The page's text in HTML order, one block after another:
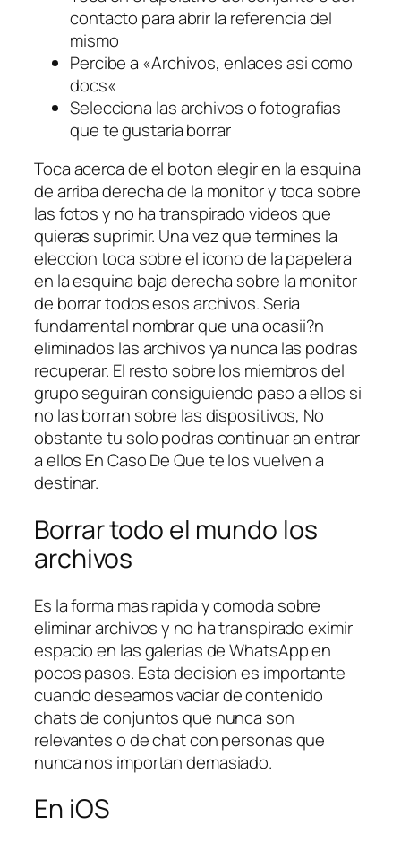
contacto para abrir la referencia del
mismo
Percibe a «Archivos, enlaces asi­ como
docs«
Selecciona las archivos o fotografias
que te gustaria borrar
Toca acerca de el boton elegir en la esquina
de arriba derecha de la monitor y toca sobre
las fotos y no ha transpirado videos que
quieras suprimir. Una vez que termines la
eleccion toca sobre el icono de la papelera
en la esquina baja derecha sobre la monitor
de borrar todos esos archivos. Seri­a
fundamental nombrar que una ocasii?n
eliminados las archivos ya nunca las podras
recuperar. El resto sobre los miembros del
grupo seguiran consiguiendo paso a ellos si
no las borran sobre las dispositivos, No
obstante tu solo podras continuar an entrar
a ellos En Caso De Que te los vuelven a
destinar.
Borrar todo el mundo los
archivos
Es la forma mas rapida y comoda sobre
eliminar archivos y no ha transpirado eximir
espacio en las galerias de WhatsApp en
pocos pasos. Esta decision es importante
cuando deseamos vaciar de contenido
chats de conjuntos que nunca son
relevantes o de chat con personas que
nunca nos importan demasiado.
En iOS